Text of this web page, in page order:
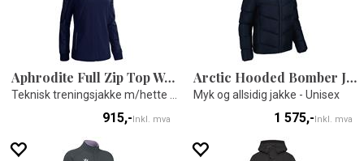
Aphrodite Full Zip Top Woman
915,-Inkl. mva
Arctic Hooded Bomber Jacket
Myk og allsidig jakke - Unisex
1 575,-Inkl. mva